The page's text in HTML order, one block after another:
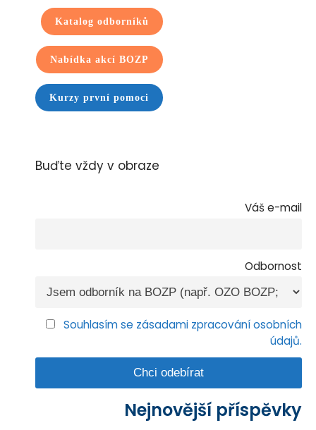
Katalog odborníků
Nabídka akcí BOZP
Kurzy první pomoci
Buďte vždy v obraze
Váš e-mail
Odbornost
Souhlasím se zásadami zpracování osobních
údajů.
Nejnovější příspěvky